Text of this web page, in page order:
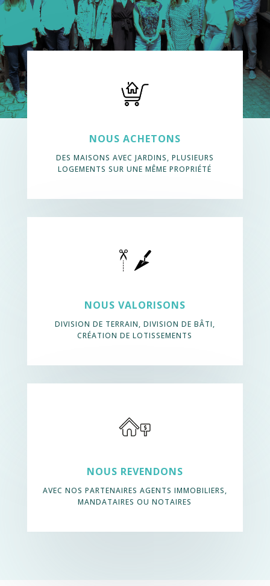
NOUS ACHETONS
DES MAISONS AVEC JARDINS, PLUSIEURS
LOGEMENTS SUR UNE MÊME PROPRIÉTÉ
NOUS VALORISONS
DIVISION DE TERRAIN, DIVISION DE BÂTI,
CRÉATION DE LOTISSEMENTS
NOUS REVENDONS
AVEC NOS PARTENAIRES AGENTS IMMOBILIERS,
MANDATAIRES OU NOTAIRES